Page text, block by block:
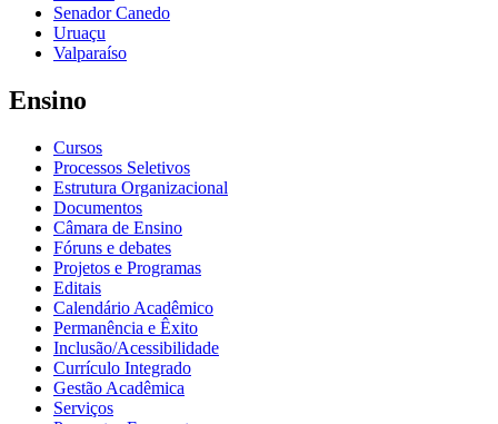
Senador Canedo
Uruaçu
Valparaíso
Ensino
Cursos
Processos Seletivos
Estrutura Organizacional
Documentos
Câmara de Ensino
Fóruns e debates
Projetos e Programas
Editais
Calendário Acadêmico
Permanência e Êxito
Inclusão/Acessibilidade
Currículo Integrado
Gestão Acadêmica
Serviços